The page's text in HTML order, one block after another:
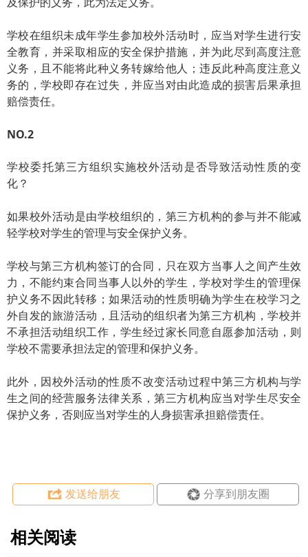
学校在组织未成年学生参加校外活动时，应当对学生进行安
全教育，并采取相应的安全保护措施，并为此尽到高度注意
义务，且不能将此种义务转嫁给他人；违反此种高度注意义
务的，学校即存在过失，并应当对由此造成的损害后果承担
赔偿责任。
NO.2
学校委托第三方组织实施校外活动是否导致活动性质的变
化？
如果校外活动是由学校组织的，第三方机构的参与并不能减
轻学校对学生的管理与安全保护义务。
学校与第三方机构签订的合同，只在双方当事人之间产生效
力，不能约束合同当事人以外的学生，学校对学生的管理保
护义务不因此转移；如果活动的性质明确为学生在校学习之
外自发的旅游活动，且活动的组织者为第三方机构，学校并
不承担活动组织工作，学生经过家长同意自愿参加活动，则
学校不需要承担法定的管理和保护义务。
此外，因校外活动的性质不改变活动过程中第三方机构与学
生之间的经营服务法律关系，第三方机构应当对学生尽安全
保护义务，否则应当对学生的人身损害承担赔偿责任。
发送给朋友 分享到朋友圈
相关阅读